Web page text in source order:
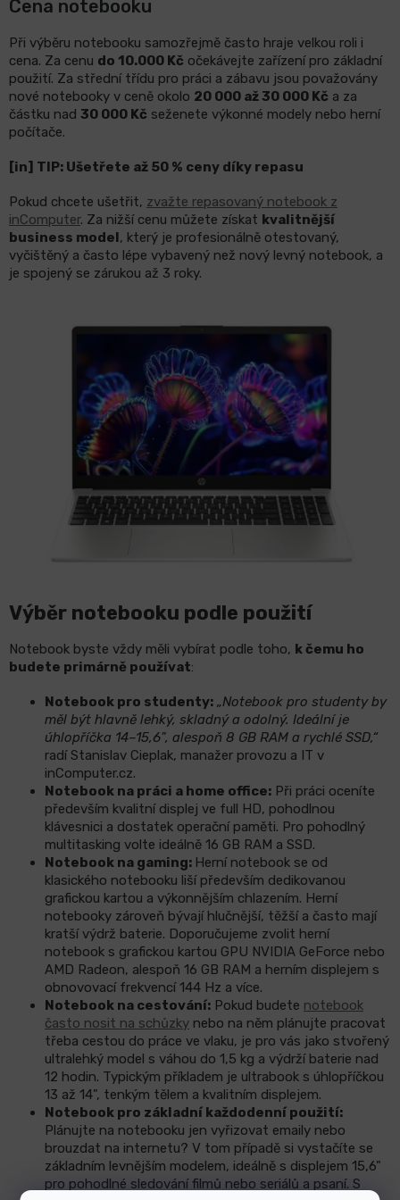
Cena notebooku
Při výběru notebooku samozřejmě často hraje velkou roli i
cena. Za cenu do 10.000 Kč očekávejte zařízení pro základní
použití. Za střední třídu pro práci a zábavu jsou považovány
nové notebooky v ceně okolo 20 000 až 30 000 Kč a za
částku nad 30 000 Kč seženete výkonné modely nebo herní
počítače.
[in] TIP: Ušetřete až 50 % ceny díky repasu
Pokud chcete ušetřit, zvažte repasovaný notebook z
inComputer. Za nižší cenu můžete získat kvalitnější
business model , který je profesionálně otestovaný,
vyčištěný a často lépe vybavený než nový levný notebook, a
je spojený se zárukou až 3 roky.
Výběr notebooku podle použití
Notebook byste vždy měli vybírat podle toho, k čemu ho
budete primárně používat:
Notebook pro studenty: „Notebook pro studenty by
měl být hlavně lehký, skladný a odolný. Ideální je
úhlopříčka 14–15,6", alespoň 8 GB RAM a rychlé SSD,“
radí Stanislav Cieplak, manažer provozu a IT v
inComputer.cz.
Notebook na práci a home office: Při práci oceníte
především kvalitní displej ve full HD, pohodlnou
klávesnici a dostatek operační paměti. Pro pohodlný
multitasking volte ideálně 16 GB RAM a SSD.
Notebook na gaming: Herní notebook se od
klasického notebooku liší především dedikovanou
grafickou kartou a výkonnějším chlazením. Herní
notebooky zároveň bývají hlučnější, těžší a často mají
kratší výdrž baterie. Doporučujeme zvolit herní
notebook s grafickou kartou GPU NVIDIA GeForce nebo
AMD Radeon, alespoň 16 GB RAM a herním displejem s
obnovovací frekvencí 144 Hz a více.
Notebook na cestování: Pokud budete notebook
často nosit na schůzky nebo na něm plánujte pracovat
třeba cestou do práce ve vlaku, je pro vás jako stvořený
ultralehký model s váhou do 1,5 kg a výdrží baterie nad
12 hodin. Typickým příkladem je ultrabook s úhlopříčkou
13 až 14", tenkým tělem a kvalitním displejem.
Notebook pro základní každodenní použití:
Plánujte na notebooku jen vyřizovat emaily nebo
brouzdat na internetu? V tom případě si vystačíte se
základním levnějším modelem, ideálně s displejem 15,6"
pro pohodlné sledování filmů nebo seriálů a psaní. S